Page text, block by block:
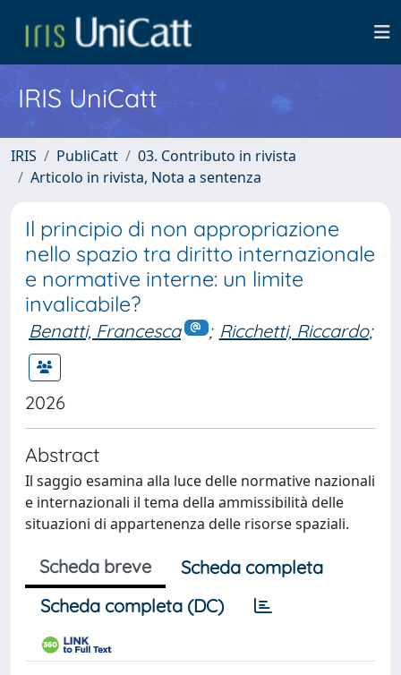
IRIS UniCatt
IRIS PubliCatt
03. Contributo in rivista
Articolo in rivista, Nota a sentenza
Il principio di non appropriazione
nello spazio tra diritto internazionale
e normative interne: un limite
invalicabile?
Benatti, Francesca ; Ricchetti, Riccardo;
2026
Abstract
Il saggio esamina alla luce delle normative nazionali
e internazionali il tema della ammissibilità delle
situazioni di appartenenza delle risorse spaziali.
Scheda breve
Scheda completa
Scheda completa (DC)